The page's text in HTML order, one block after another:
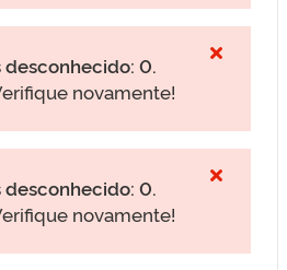
desconhecido: 0.
novamente!
desconhecido: 0.
novamente!